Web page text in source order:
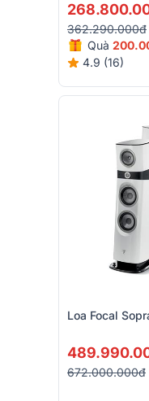
362.290.000đ
Quà
4.9 (16)
Loa Focal
672.000.000đ